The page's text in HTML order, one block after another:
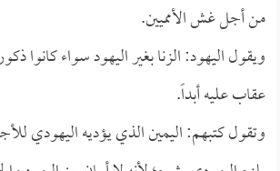
من أجل غش الأمميين.
ويقول اليهود: الزنا بغير اليهود سواء كانوا
عقاب عليه أبداً.
وتقول كتبهم: اليمين الذي يؤديه اليهودي